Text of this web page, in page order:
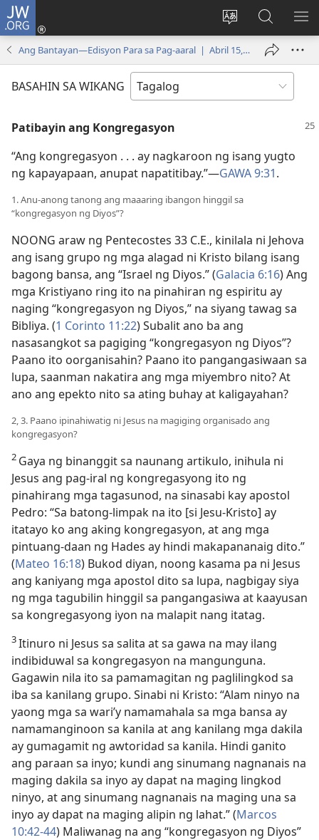
JW.ORG
Baguhin
ang
wika
ng
Mag-
log
In
bubukas
sa
JW.ORG
Ang Bantayan—Edisyon Para sa Pag-aaral | Abril 15, 2007
BASAHIN SA WIKANG
Patibayin ang Kongregasyon
“Ang kongregasyon . . . ay nagkaroon ng isang yugto
ng kapayapaan, anupat napatitibay.”​—GAWA 9:31.
1. Anu-anong tanong ang maaaring ibangon hinggil sa
“kongregasyon ng Diyos”?
NOONG araw ng Pentecostes 33 C.E., kinilala ni Jehova
ang isang grupo ng mga alagad ni Kristo bilang isang
bagong bansa, ang “Israel ng Diyos.” (Galacia 6:16) Ang
mga Kristiyano ring ito na pinahiran ng espiritu ay
naging “kongregasyon ng Diyos,” na siyang tawag sa
Bibliya. (1 Corinto 11:22) Subalit ano ba ang
nasasangkot sa pagiging “kongregasyon ng Diyos”?
Paano ito oorganisahin? Paano ito pangangasiwaan sa
lupa, saanman nakatira ang mga miyembro nito? At
ano ang epekto nito sa ating buhay at kaligayahan?
2, 3. Paano ipinahiwatig ni Jesus na magiging organisado ang
kongregasyon?
2 Gaya ng binanggit sa naunang artikulo, inihula ni
Jesus ang pag-iral ng kongregasyong ito ng
pinahirang mga tagasunod, na sinasabi kay apostol
Pedro: “Sa batong-limpak na ito [si Jesu-Kristo] ay
itatayo ko ang aking kongregasyon, at ang mga
pintuang-daan ng Hades ay hindi makapananaig dito.”
(Mateo 16:18) Bukod diyan, noong kasama pa ni Jesus
ang kaniyang mga apostol dito sa lupa, nagbigay siya
ng mga tagubilin hinggil sa pangangasiwa at kaayusan
sa kongregasyong iyon na malapit nang itatag.
3Itinuro ni Jesus sa salita at sa gawa na may ilang
indibiduwal sa kongregasyon na mangunguna.
Gagawin nila ito sa pamamagitan ng paglilingkod sa
iba sa kanilang grupo. Sinabi ni Kristo: “Alam ninyo na
yaong mga sa wari’y namamahala sa mga bansa ay
namamanginoon sa kanila at ang kanilang mga dakila
ay gumagamit ng awtoridad sa kanila. Hindi ganito
ang paraan sa inyo; kundi ang sinumang nagnanais na
maging dakila sa inyo ay dapat na maging lingkod
ninyo, at ang sinumang nagnanais na maging una sa
inyo ay dapat na maging alipin ng lahat.” (Marcos
10:42-44) Maliwanag na ang “kongregasyon ng Diyos”